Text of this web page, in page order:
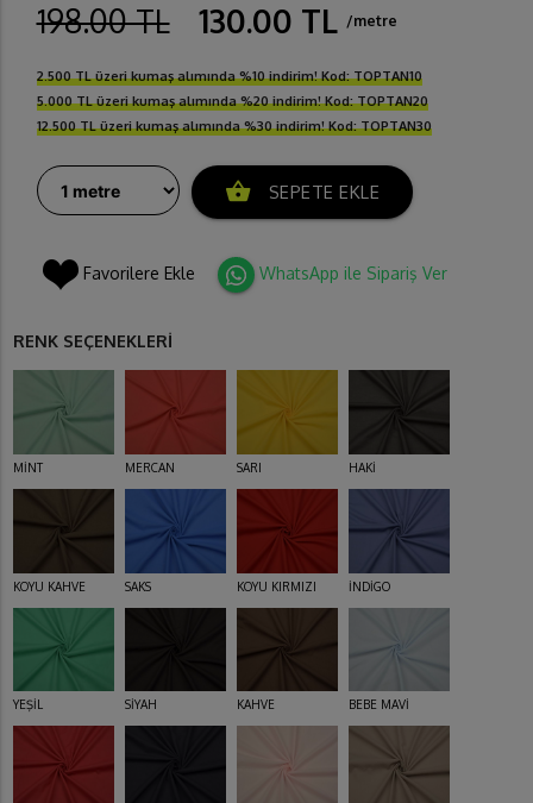
198.00 TL 130.00 TL /metre
2.500 TL üzeri kumaş alımında %10 indirim! Kod: TOPTAN10
5.000 TL üzeri kumaş alımında %20 indirim! Kod: TOPTAN20
12.500 TL üzeri kumaş alımında %30 indirim! Kod: TOPTAN30
shopping_basket SEPETE EKLE
Favorilere Ekle WhatsApp ile Sipariş Ver
RENK SEÇENEKLERİ
MİNT MERCAN SARI HAKİ
KOYU KAHVE SAKS KOYU KIRMIZI İNDİGO
YEŞİL SİYAH KAHVE BEBE MAVİ